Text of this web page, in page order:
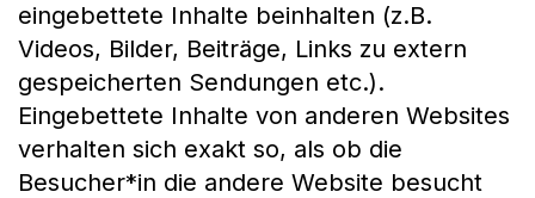
eingebettete Inhalte beinhalten (z.B.
Videos, Bilder, Beiträge, Links zu extern
gespeicherten Sendungen etc.).
Eingebettete Inhalte von anderen Websites
verhalten sich exakt so, als ob die
Besucher*in die andere Website besucht